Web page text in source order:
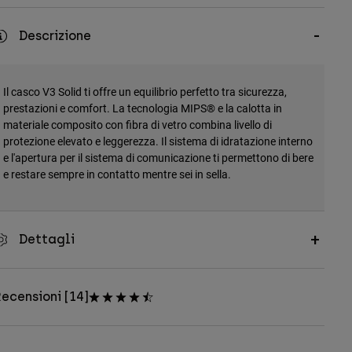
Descrizione
Il casco V3 Solid ti offre un equilibrio perfetto tra sicurezza,
prestazioni e comfort. La tecnologia MIPS® e la calotta in
materiale composito con fibra di vetro combina livello di
protezione elevato e leggerezza. Il sistema di idratazione interno
e l'apertura per il sistema di comunicazione ti permettono di bere
e restare sempre in contatto mentre sei in sella.
Dettagli
[14]